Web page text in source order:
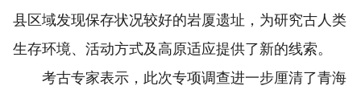
县区域发现保存状况较好的岩厦遗址，为研究古人类
生存环境、活动方式及高原适应提供了新的线索。
考古专家表示，此次专项调查进一步厘清了青海